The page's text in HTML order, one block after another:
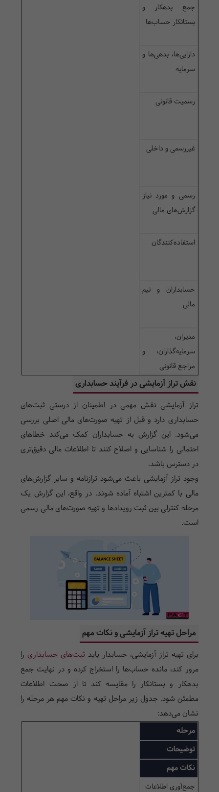
جمع بدهکار و
بستانکار حساب‌ها
دارایی‌ها، بدهی‌ها و
سرمایه
رسمیت قانونی
غیررسمی و داخلی
رسمی و مورد نیاز
گزارش‌های مالی
استفاده‌کنندگان
حسابداران و تیم
مالی
مدیران،
سرمایه‌گذاران، و
مراجع قانونی
نقش تراز آزمایشی در فرآیند حسابداری
تراز آزمایشی نقش مهمی در اطمینان از درستی ثبت‌های
حسابداری دارد و قبل از تهیه صورت‌های مالی اصلی بررسی
می‌شود. این گزارش به حسابداران کمک می‌کند خطاهای
احتمالی را شناسایی و اصلاح کنند تا اطلاعات مالی دقیق‌تری
در دسترس باشد.
وجود تراز آزمایشی باعث می‌شود ترازنامه و سایر گزارش‌های
مالی با کمترین اشتباه آماده شوند. در واقع، این گزارش یک
مرحله کنترلی بین ثبت رویدادها و تهیه صورت‌های مالی رسمی
است.
مراحل تهیه تراز آزمایشی و نکات مهم
برای تهیه تراز آزمایشی، حسابدار باید ثبت‌های حسابداریرا
مرور کند، مانده حساب‌ها را استخراج کرده و در نهایت جمع
بدهکار و بستانکار را مقایسه کند تا از صحت اطلاعات
مطمئن شود. جدول زیر مراحل تهیه و نکات مهم هر مرحله را
نشان می‌دهد:
مرحله
توضیحات
نکات مهم
جمع‌آوری اطلاعات